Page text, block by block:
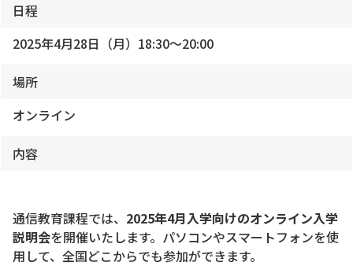
日程
2025年4月28日（月）18:30～20:00
場所
オンライン
内容
通信教育課程では、 2025年4月入学向けのオンライン入学
説明会を開催いたします。パソコンやスマートフォンを使
用して、全国どこからでも参加ができます。